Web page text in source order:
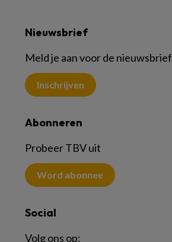
Nieuwsbrief
Meld je aan voor de nieuwsbrief
Inschrijven
Abonneren
Probeer TBV uit
Word abonnee
Social
Volg ons op: